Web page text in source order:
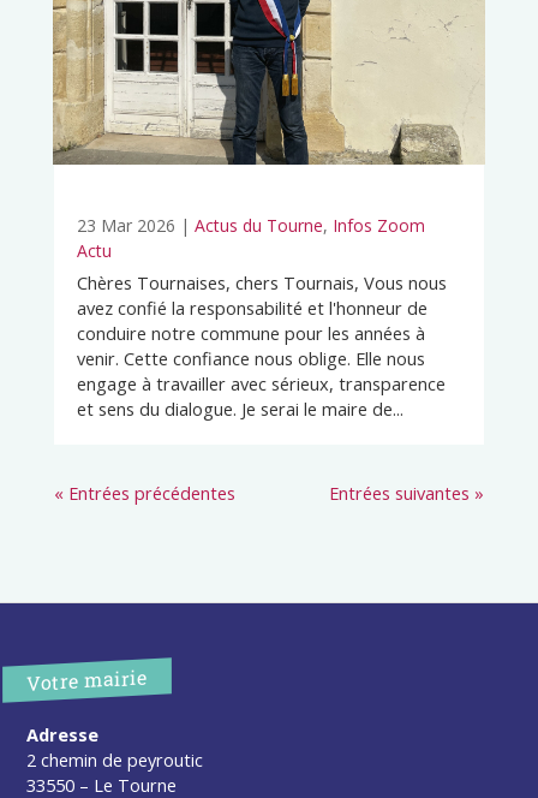
23 Mar 2026 | Actus du Tourne, Infos Zoom
Actu
Chères Tournaises, chers Tournais, Vous nous
avez confié la responsabilité et l'honneur de
conduire notre commune pour les années à
venir. Cette confiance nous oblige. Elle nous
engage à travailler avec sérieux, transparence
et sens du dialogue. Je serai le maire de...
« Entrées précédentes Entrées suivantes »
Votre mairie
Adresse
2 chemin de peyroutic
33550 – Le Tourne